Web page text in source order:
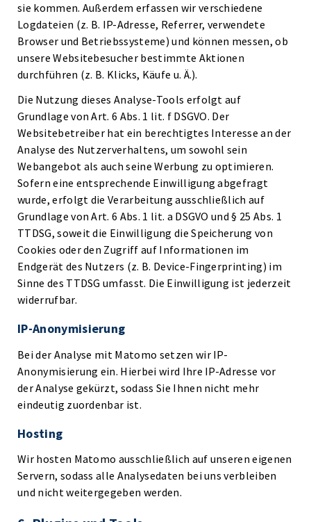
sie kommen. Außerdem erfassen wir verschiedene
Logdateien (z. B. IP-Adresse, Referrer, verwendete
Browser und Betriebssysteme) und können messen, ob
unsere Websitebesucher bestimmte Aktionen
durchführen (z. B. Klicks, Käufe u. Ä.).
Die Nutzung dieses Analyse-Tools erfolgt auf
Grundlage von Art. 6 Abs. 1 lit. f DSGVO. Der
Websitebetreiber hat ein berechtigtes Interesse an der
Analyse des Nutzerverhaltens, um sowohl sein
Webangebot als auch seine Werbung zu optimieren.
Sofern eine entsprechende Einwilligung abgefragt
wurde, erfolgt die Verarbeitung ausschließlich auf
Grundlage von Art. 6 Abs. 1 lit. a DSGVO und § 25 Abs. 1
TTDSG, soweit die Einwilligung die Speicherung von
Cookies oder den Zugriff auf Informationen im
Endgerät des Nutzers (z. B. Device-Fingerprinting) im
Sinne des TTDSG umfasst. Die Einwilligung ist jederzeit
widerrufbar.
IP-Anonymisierung
Bei der Analyse mit Matomo setzen wir IP-
Anonymisierung ein. Hierbei wird Ihre IP-Adresse vor
der Analyse gekürzt, sodass Sie Ihnen nicht mehr
eindeutig zuordenbar ist.
Hosting
Wir hosten Matomo ausschließlich auf unseren eigenen
Servern, sodass alle Analysedaten bei uns verbleiben
und nicht weitergegeben werden.